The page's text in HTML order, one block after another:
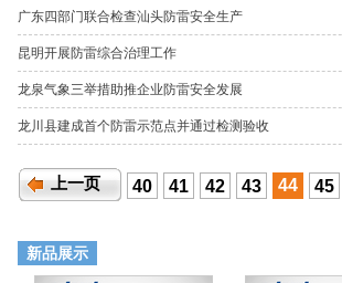
广东四部门联合检查汕头防雷安全生产
昆明开展防雷综合治理工作
龙泉气象三举措助推企业防雷安全发展
龙川县建成首个防雷示范点并通过检测验收
上一页 40 41 42 43 44 45
新品展示